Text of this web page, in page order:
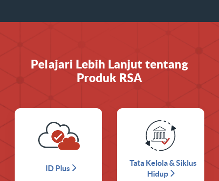
Pelajari Lebih Lanjut tentang
Produk RSA
ID Plus
Tata Kelola & Siklus
Hidup